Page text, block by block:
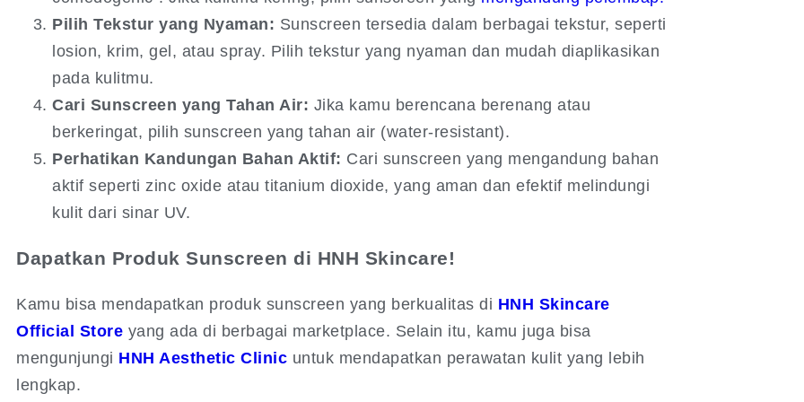
Pilih Tekstur yang Nyaman: Sunscreen tersedia dalam berbagai tekstur, seperti
losion, krim, gel, atau spray. Pilih tekstur yang nyaman dan mudah diaplikasikan
pada kulitmu.
Cari Sunscreen yang Tahan Air: Jika kamu berencana berenang atau
berkeringat, pilih sunscreen yang tahan air (water-resistant).
Perhatikan Kandungan Bahan Aktif: Cari sunscreen yang mengandung bahan
aktif seperti zinc oxide atau titanium dioxide, yang aman dan efektif melindungi
kulit dari sinar UV.
Dapatkan Produk Sunscreen di HNH Skincare!
Kamu bisa mendapatkan produk sunscreen yang berkualitas di HNH Skincare
Official Store yang ada di berbagai marketplace. Selain itu, kamu juga bisa
mengunjungi HNH Aesthetic Clinic untuk mendapatkan perawatan kulit yang lebih
lengkap.